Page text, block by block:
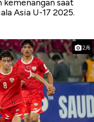
kemenangan saat
Asia U-17 2025.
2/6